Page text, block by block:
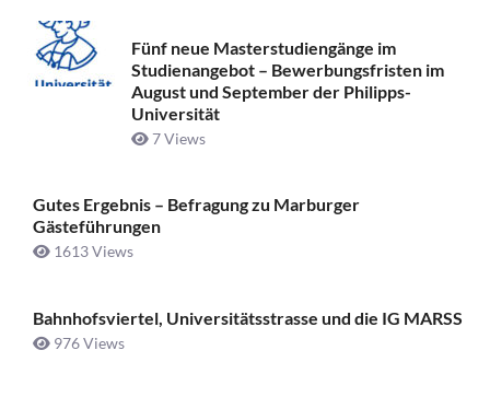
Fünf neue Masterstudiengänge im
Studienangebot – Bewerbungsfristen im
August und September der Philipps-
Universität
7 Views
Gutes Ergebnis – Befragung zu Marburger
Gästeführungen
1613 Views
Bahnhofsviertel, Universitätsstrasse und die IG MARSS
976 Views